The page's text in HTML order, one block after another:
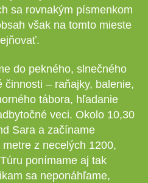
sa rovnakým písmenkom
však na tomto mieste
do pekného, slnečného
činnosti – raňajky, balenie,
tábora, hľadanie
veci. Okolo 10,30
Sara a začíname
z necelých 1200,
ponímame aj tak
sa neponáhľame,